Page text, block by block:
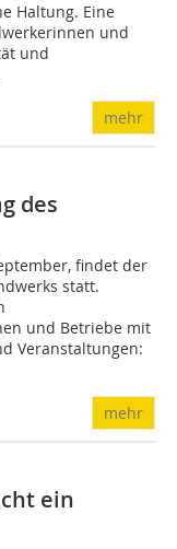
Haltung. Eine
und
und
mehr
des
findet der
statt.
und Betriebe mit
Veranstaltungen:
mehr
ein